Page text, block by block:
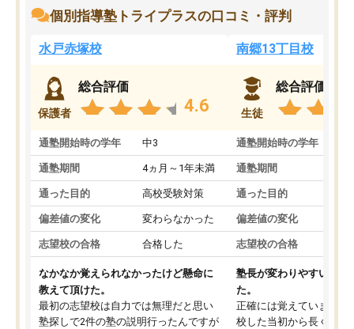
個別指導塾トライプラスの口コミ・評判
水戸赤塚校
保護者
総合評価
4.6
通塾開始時の学年 中3
通塾期間 4ヵ月～1年未満
通った目的 高校受験対策
偏差値の変化 変わらなかった
志望校の合格 合格した
なかなか覚えられなかったけど懸命に
教えて頂けた。
最初の志望校は自力では無理だと思い
塾探しで2件の塾の説明行ったんですが
南郷13丁目校
生徒
総合評価
通塾開始時の学年
通塾期間
通った目的
偏差値の変化
志望校の合格
塾長が変わりやすいが、
た。
正確には覚えていません
校した当初から長く通っ